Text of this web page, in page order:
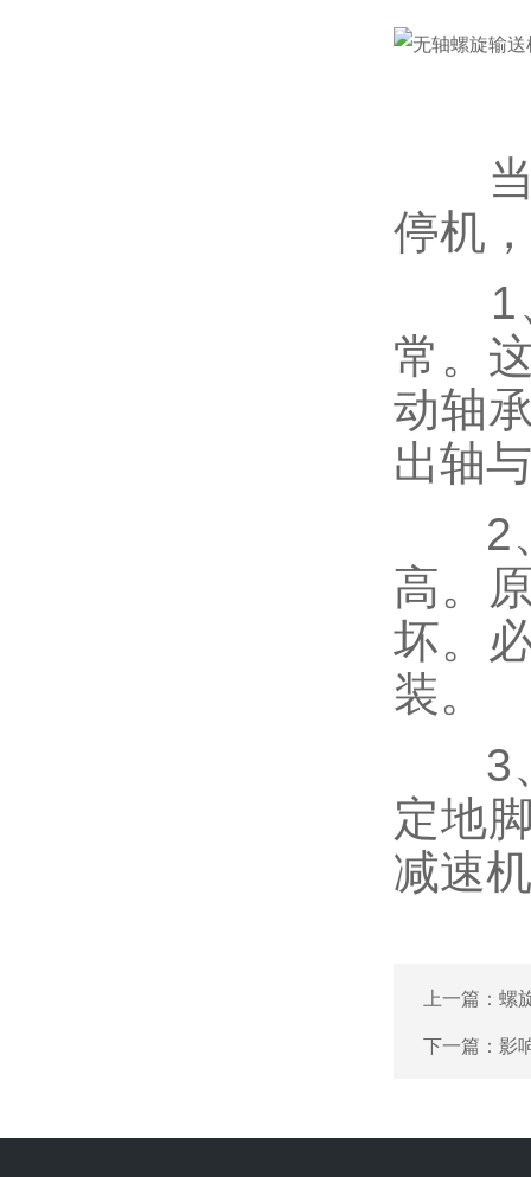
当
停机
1、
常。
动轴
出轴
2、
高。
坏。
装。
3、
定地
减速
上一篇： 螺
下一篇： 影